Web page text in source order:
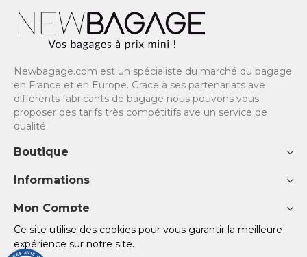
Newbagage.com est un spécialiste du marché du bagage
en France et en Europe. Grace à ses partenariats ave
différents fabricants de bagage nous pouvons vous
proposer des tarifs très compétitifs ave un service de
qualité.
Boutique
Informations
Mon Compte
Copyright © 2023 NewBagage - Site réalisé avec ♡ par TOV
Ce site utilise des cookies pour vous garantir la meilleure
expérience sur notre site.